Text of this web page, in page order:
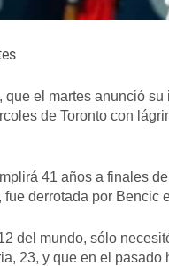
que el martes anunció
de Toronto con
41 años a finales
fue derrotada por Bencic
del mundo, sólo
23, y que en el